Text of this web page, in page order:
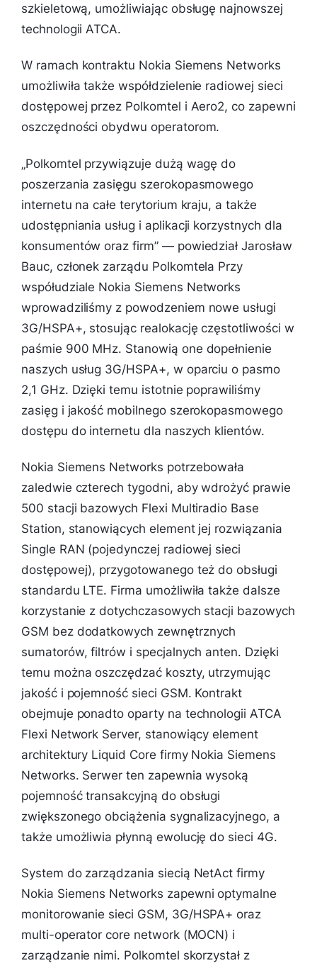
szkieletową, umożliwiając obsługę najnowszej
technologii ATCA.
W ramach kontraktu Nokia Siemens Networks
umożliwiła także współdzielenie radiowej sieci
dostępowej przez Polkomtel i Aero2, co zapewni
oszczędności obydwu operatorom.
„Polkomtel przywiązuje dużą wagę do
poszerzania zasięgu szerokopasmowego
internetu na całe terytorium kraju, a także
udostępniania usług i aplikacji korzystnych dla
konsumentów oraz firm” — powiedział Jarosław
Bauc, członek zarządu Polkomtela Przy
współudziale Nokia Siemens Networks
wprowadziliśmy z powodzeniem nowe usługi
3G/HSPA+, stosując realokację częstotliwości w
paśmie 900 MHz. Stanowią one dopełnienie
naszych usług 3G/HSPA+, w oparciu o pasmo
2,1 GHz. Dzięki temu istotnie poprawiliśmy
zasięg i jakość mobilnego szerokopasmowego
dostępu do internetu dla naszych klientów.
Nokia Siemens Networks potrzebowała
zaledwie czterech tygodni, aby wdrożyć prawie
500 stacji bazowych Flexi Multiradio Base
Station, stanowiących element jej rozwiązania
Single RAN (pojedynczej radiowej sieci
dostępowej), przygotowanego też do obsługi
standardu LTE. Firma umożliwiła także dalsze
korzystanie z dotychczasowych stacji bazowych
GSM bez dodatkowych zewnętrznych
sumatorów, filtrów i specjalnych anten. Dzięki
temu można oszczędzać koszty, utrzymując
jakość i pojemność sieci GSM. Kontrakt
obejmuje ponadto oparty na technologii ATCA
Flexi Network Server, stanowiący element
architektury Liquid Core firmy Nokia Siemens
Networks. Serwer ten zapewnia wysoką
pojemność transakcyjną do obsługi
zwiększonego obciążenia sygnalizacyjnego, a
także umożliwia płynną ewolucję do sieci 4G.
System do zarządzania siecią NetAct firmy
Nokia Siemens Networks zapewni optymalne
monitorowanie sieci GSM, 3G/HSPA+ oraz
multi-operator core network (MOCN) i
zarządzanie nimi. Polkomtel skorzystał z